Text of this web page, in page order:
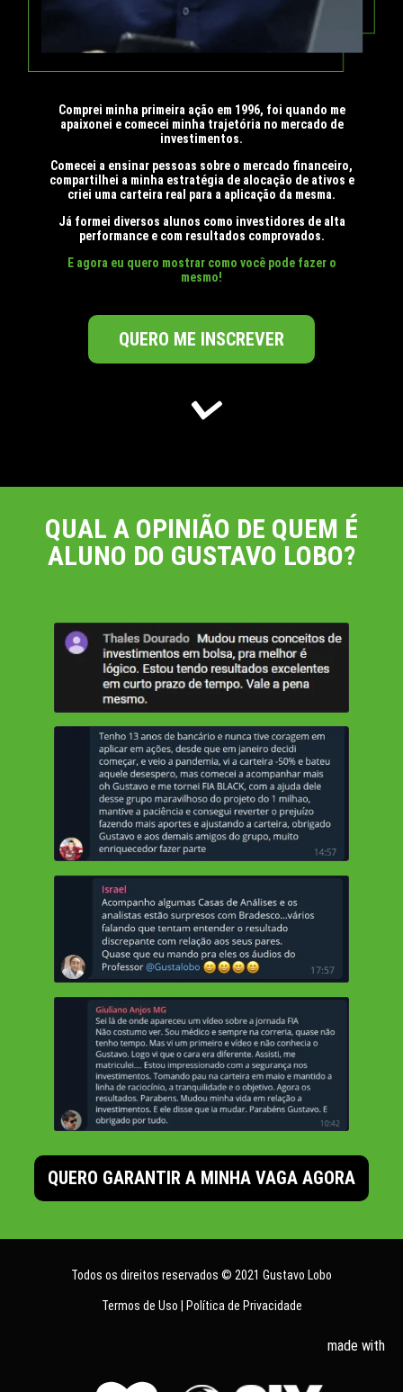
Comprei minha primeira ação em 1996, foi quando me
apaixonei e comecei minha trajetória no mercado de
investimentos.
Comecei a ensinar pessoas sobre o mercado financeiro,
compartilhei a minha estratégia de alocação de ativos e
criei uma carteira real para a aplicação da mesma.
Já formei diversos alunos como investidores de alta
performance e com resultados comprovados.
E agora eu quero mostrar como você pode fazer o
mesmo!
QUERO ME INSCREVER
QUAL A OPINIÃO DE QUEM É
ALUNO DO GUSTAVO LOBO?
QUERO GARANTIR A MINHA VAGA AGORA
Todos os direitos reservados © 2021 Gustavo Lobo
Termos de Uso | Política de Privacidade
made with